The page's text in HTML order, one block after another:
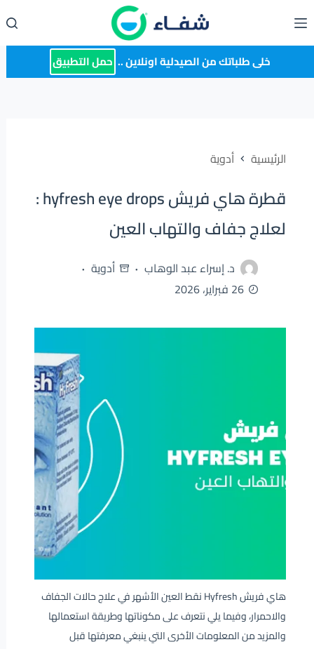
إلى
المحتوى خلى طلباتك من الصيدلية اونلاين .. حمل التطبيق
الرئيسية أدوية
قطرة هاي فريش hyfresh eye drops :
لعلاج جفاف والتهاب العين
د. إسراء عبد الوهاب
أدوية
26 فبراير، 2026
هاي فريش Hyfresh نقط العين الأشهر في علاج حالات الجفاف
والاحمرار، وفيما يلي نتعرف على مكوناتها وطريقة استعمالها
والمزيد من المعلومات الأخرى التي ينبغي معرفتها قبل